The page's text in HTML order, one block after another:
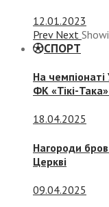
12.01.2023
Prev Next
СПОРТ
На
ФК «Тікі-
18.04.2025
Нагороди
Церкві
09.04.2025